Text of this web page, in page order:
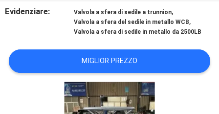
PREVENTIVO
Evidenziare: Valvola a sfera di sedile a trunnion,
Valvola a sfera del sedile in metallo WCB,
Valvola a sfera di sedile in metallo da 2500LB
MIGLIOR PREZZO